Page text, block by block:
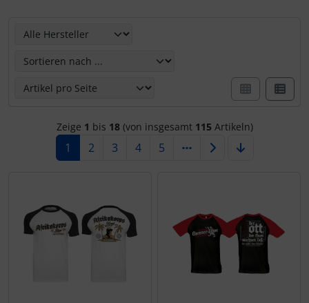
Zeige 1 bis 18(von insgesamt 115 Artikeln)
1 2 3 4 5